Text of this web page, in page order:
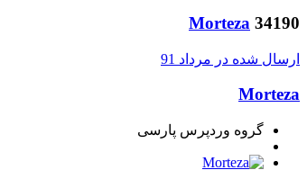
Morteza 34190
ارسال شده در مرداد 91
Morteza
گروه وردپرس پارسی